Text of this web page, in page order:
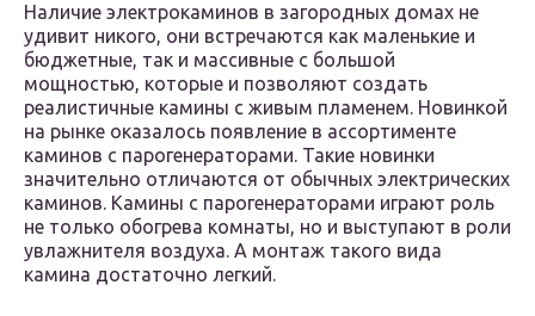
Наличие электрокаминов в загородных домах не
удивит никого, они встречаются как маленькие и
бюджетные, так и массивные с большой
мощностью, которые и позволяют создать
реалистичные камины с живым пламенем. Новинкой
на рынке оказалось появление в ассортименте
каминов с парогенераторами. Такие новинки
значительно отличаются от обычных электрических
каминов. Камины с парогенераторами играют роль
не только обогрева комнаты, но и выступают в роли
увлажнителя воздуха. А монтаж такого вида
камина достаточно легкий.